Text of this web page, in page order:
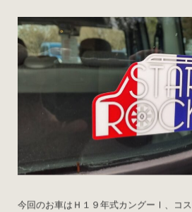
今回のお車はＨ１９年式カングーⅠ、コス